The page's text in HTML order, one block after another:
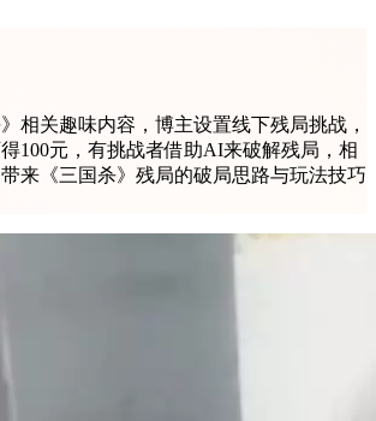
相关趣味内容，博主设置线下残局挑战，
100元，有挑战者借助AI来破解残局，相
来《三国杀》残局的破局思路与玩法技巧